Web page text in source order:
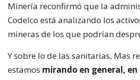
Minería reconfirmó que la
Codelco está analizando los
mineras de los que podrían
Y sobre lo de las sanitarias, Mas
estamos mirando en general,